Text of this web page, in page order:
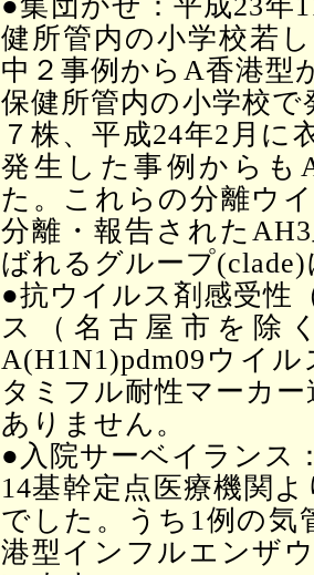
●集団かぜ：平成23年
健所管内の小学校若
中２事例からA香港型
保健所管内の小学校
７株、平成24年2月に
発生した事例からも
た。これらの分離ウ
分離・報告された
ばれるグループ
●抗ウイルス剤感受性
ス（名古屋市を除
A(H1N1)pdm09ウイ
タミフル耐性マーカ
ありません。
●入院サーベイランス
14基幹定点医療機関
でした。うち1例の気
港型インフルエンザ